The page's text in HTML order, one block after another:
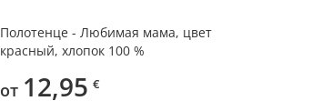
Полотенце - Любимая мама, цвет
красный, хлопок 100 %
от 12,95 €